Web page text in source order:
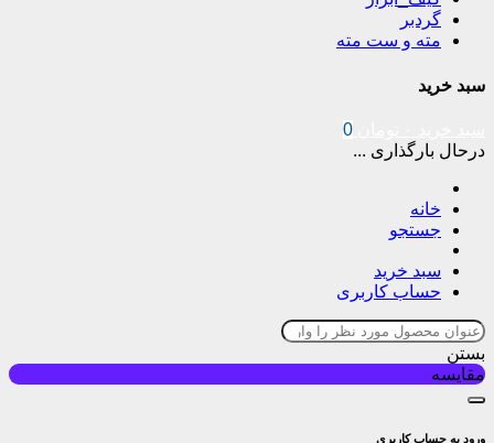
گردبر
مته و ست مته
سبد خرید
0
درحال بارگذاری ...
خانه
جستجو
سبد خرید
حساب کاربری
بستن
مقایسه
ورود به حساب کاربری